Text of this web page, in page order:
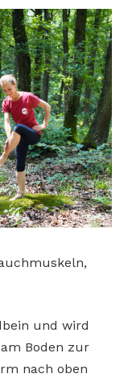
und wird
Boden zur
nach oben